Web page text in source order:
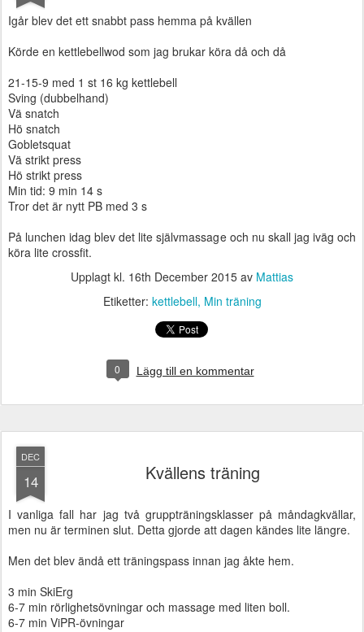
Igår blev det ett snabbt pass hemma på kvällen
Körde en kettlebellwod som jag brukar köra då och då
21-15-9 med 1 st 16 kg kettlebell
Sving (dubbelhand)
Vä snatch
Hö snatch
Gobletsquat
Vä strikt press
Hö strikt press
Min tid: 9 min 14 s
Tror det är nytt PB med 3 s
På lunchen idag blev det lite självmassage och nu skall jag iväg och
köra lite crossfit.
Upplagt kl. 16th December 2015 av Mattias
Etiketter: kettlebell Min träning
0 Lägg till en kommentar
DEC
14 Kvällens träning
I vanliga fall har jag två gruppträningsklasser på måndagkvällar,
men nu är terminen slut. Detta gjorde att dagen kändes lite längre.
Men det blev ändå ett träningspass innan jag åkte hem.
3 min SkiErg
6-7 min rörlighetsövningar och massage med liten boll.
6-7 min ViPR-övningar